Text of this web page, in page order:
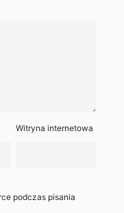
Witryna internetowa
podczas pisania